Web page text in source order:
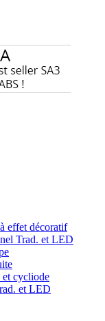
effet décoratif
Trad. et LED
et cycliode
et LED